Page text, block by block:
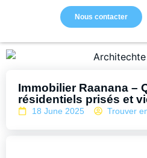
Nous contacter
Immobilier Raanana –
résidentiels prisés et
18 June 2025 Trouver